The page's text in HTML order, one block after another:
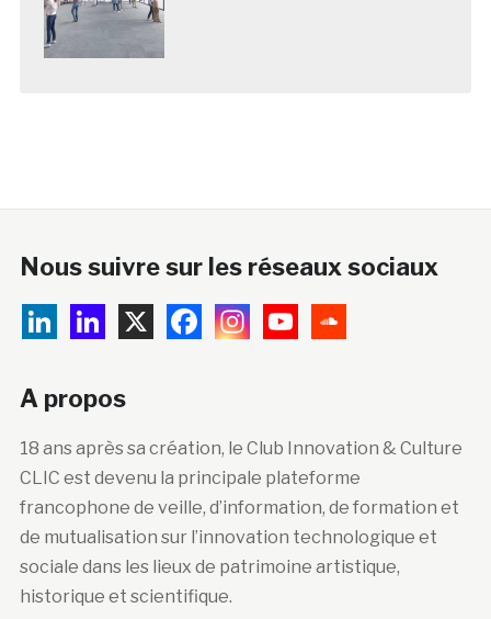
Nous suivre sur les réseaux sociaux
A propos
18 ans après sa création, le Club Innovation & Culture
CLIC est devenu la principale plateforme
francophone de veille, d’information, de formation et
de mutualisation sur l’innovation technologique et
sociale dans les lieux de patrimoine artistique,
historique et scientifique.